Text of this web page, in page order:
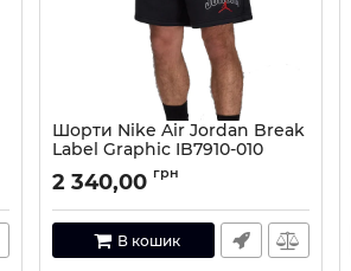
Шорти Nike Air Jordan Break
Label Graphic IB7910-010
Артикул: IB7910-010-S
2 340,00 грн
В кошик